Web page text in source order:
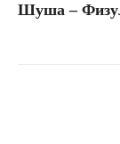
Шуша –